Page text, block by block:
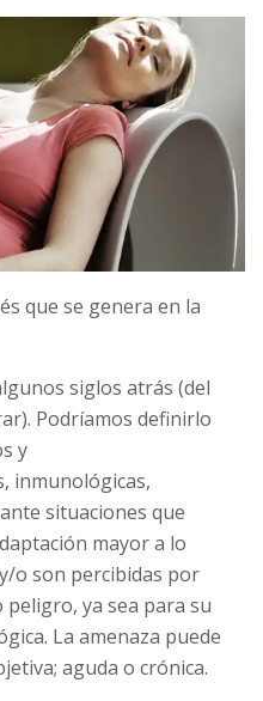
que se genera en la
siglos atrás (del
Podríamos definirlo
y
inmunológicas,
situaciones que
mayor a lo
o son percibidas por
peligro, ya sea para su
La amenaza puede
aguda o crónica.